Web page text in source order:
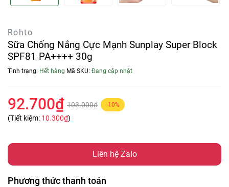
Rohto
Sữa Chống Nắng Cực Mạnh Sunplay Super Block
SPF81 PA++++ 30g
Tình trạng: Hết hàng Mã SKU: Đang cập nhật
92.700₫ 103.000₫ -10%
(Tiết kiệm: 10.300₫)
Liên hệ Zalo
Phương thức thanh toán